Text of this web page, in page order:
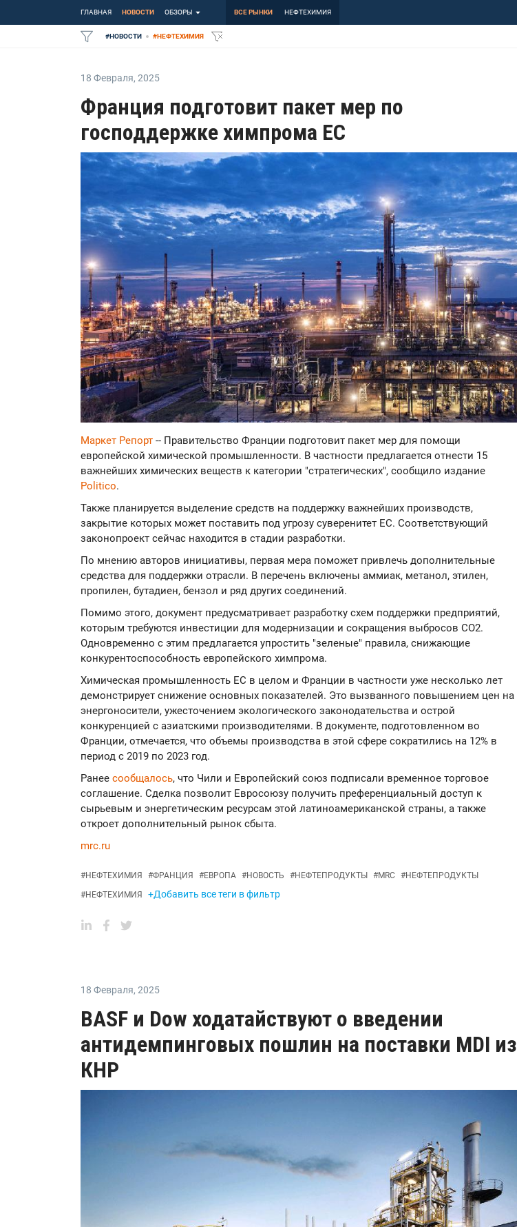
ГЛАВНАЯ НОВОСТИ ОБЗОРЫ ВСЕ РЫНКИ НЕФТЕХИМИЯ
#НОВОСТИ #НЕФТЕХИМИЯ
18 Февраля, 2025
Франция подготовит пакет мер по
господдержке химпрома ЕС
Маркет Репорт -- Правительство Франции подготовит пакет мер для помощи
европейской химической промышленности. В частности предлагается отнести 15
важнейших химических веществ к категории "стратегических", сообщило издание
Politico.
Также планируется выделение средств на поддержку важнейших производств,
закрытие которых может поставить под угрозу суверенитет ЕС. Соответствующий
законопроект сейчас находится в стадии разработки.
По мнению авторов инициативы, первая мера поможет привлечь дополнительные
средства для поддержки отрасли. В перечень включены аммиак, метанол, этилен,
пропилен, бутадиен, бензол и ряд других соединений.
Помимо этого, документ предусматривает разработку схем поддержки предприятий,
которым требуются инвестиции для модернизации и сокращения выбросов СО2.
Одновременно с этим предлагается упростить "зеленые" правила, снижающие
конкурентоспособность европейского химпрома.
Химическая промышленность ЕС в целом и Франции в частности уже несколько лет
демонстрирует снижение основных показателей. Это вызванного повышением цен на
энергоносители, ужесточением экологического законодательства и острой
конкуренцией с азиатскими производителями. В документе, подготовленном во
Франции, отмечается, что объемы производства в этой сфере сократились на 12% в
период с 2019 по 2023 год.
Ранее сообщалось, что Чили и Европейский союз подписали временное торговое
соглашение. Сделка позволит Евросоюзу получить преференциальный доступ к
сырьевым и энергетическим ресурсам этой латиноамериканской страны, а также
откроет дополнительный рынок сбыта.
mrc.ru
#НЕФТЕХИМИЯ #ФРАНЦИЯ #ЕВРОПА #НОВОСТЬ #НЕФТЕПРОДУКТЫ #MRC #НЕФТЕПРОДУКТЫ
#НЕФТЕХИМИЯ +Добавить все теги в фильтр
18 Февраля, 2025
BASF и Dow ходатайствуют о введении
антидемпинговых пошлин на поставки MDI из
КНР